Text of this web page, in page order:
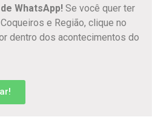
WhatsApp! Se você quer ter
e Região, clique no
dentro dos acontecimentos do